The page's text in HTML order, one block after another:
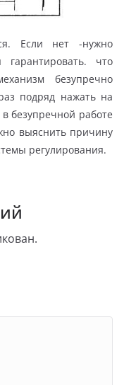
Если нет -нужно
что
безупречно
подряд нажать на
безупречной работе
выяснить причину
регулирования.